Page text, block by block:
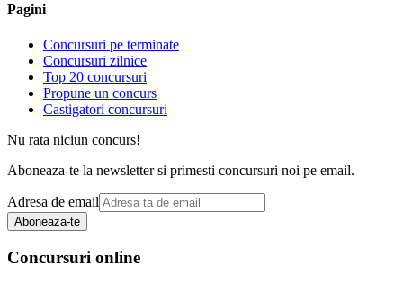
Pagini
Concursuri pe terminate
Concursuri zilnice
Top 20 concursuri
Propune un concurs
Castigatori concursuri
Nu rata niciun concurs!
Aboneaza-te la newsletter si primesti concursuri noi pe email.
Adresa de email
Aboneaza-te
Concursuri online